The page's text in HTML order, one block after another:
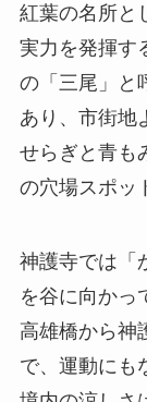
紅葉の名所と
実力を発揮す
の「三尾」と
あり、市街地
せらぎと青も
の穴場スポッ
神護寺では「
を谷に向かっ
高雄橋から神
で、運動にも